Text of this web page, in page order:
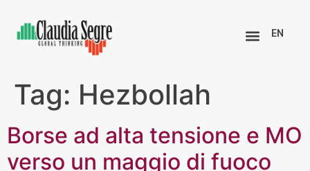
EN
Tag: Hezbollah
Borse ad alta tensione e MO
verso un maggio di fuoco